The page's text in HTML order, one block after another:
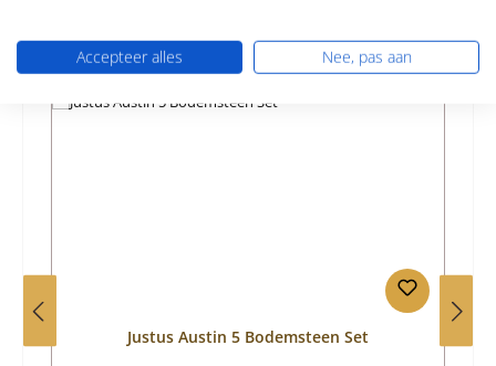
Productgalerij overslaan
Vergelijkbare producten
Justus Austin 5 Bodemsteen Set
Accepteer alles Nee, pas aan